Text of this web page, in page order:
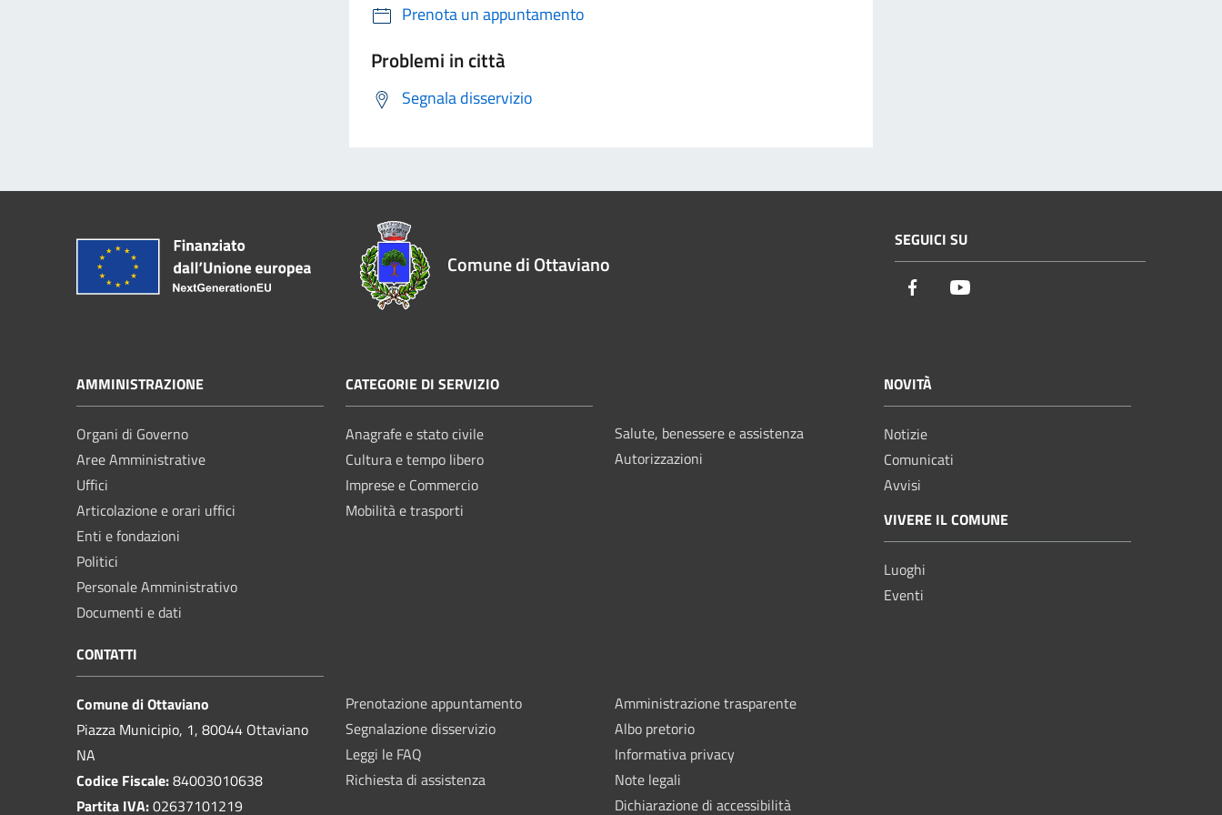
Prenota un appuntamento
Problemi in città
Segnala disservizio
Comune di Ottaviano
SEGUICI SU
Facebook
AMMINISTRAZIONE
Organi di Governo
Aree Amministrative
Uffici
Articolazione e orari uffici
Enti e fondazioni
Politici
Personale Amministrativo
Documenti e dati
CATEGORIE DI SERVIZIO
Anagrafe e stato civile
Cultura e tempo libero
Imprese e Commercio
Mobilità e trasporti
Salute, benessere e assistenza
Autorizzazioni
NOVITÀ
Notizie
Comunicati
Avvisi
VIVERE IL COMUNE
Luoghi
Eventi
CONTATTI
Comune di Ottaviano
Piazza Municipio, 1, 80044 Ottaviano
NA
Codice Fiscale:84003010638
Partita IVA:02637101219
Prenotazione appuntamento
Segnalazione disservizio
Leggi le FAQ
Richiesta di assistenza
Amministrazione trasparente
Albo pretorio
Informativa privacy
Note legali
Dichiarazione di accessibilità